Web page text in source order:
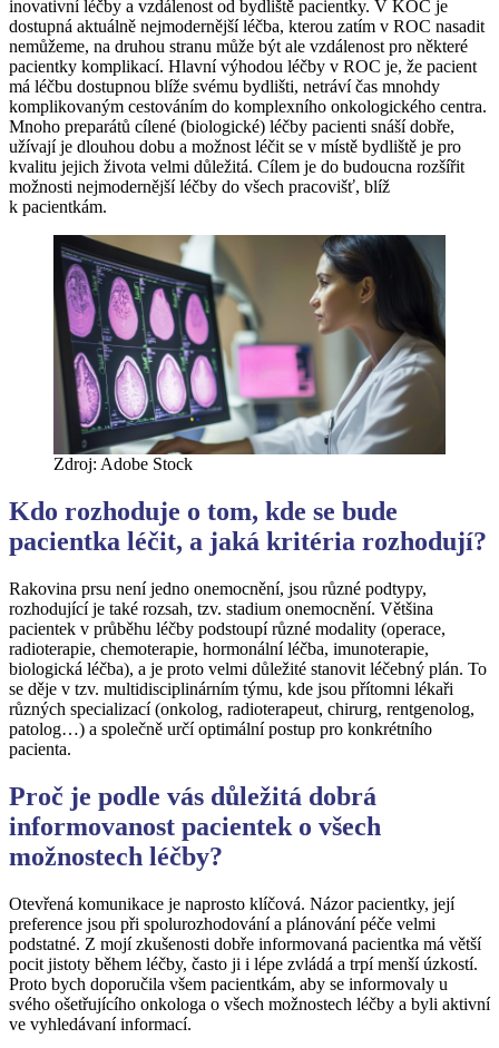
inovativní léčby a vzdálenost od bydliště pacientky. V KOC je
dostupná aktuálně nejmodernější léčba, kterou zatím v ROC nasadit
nemůžeme, na druhou stranu může být ale vzdálenost pro některé
pacientky komplikací. Hlavní výhodou léčby v ROC je, že pacient
má léčbu dostupnou blíže svému bydlišti, netráví čas mnohdy
komplikovaným cestováním do komplexního onkologického centra.
Mnoho preparátů cílené (biologické) léčby pacienti snáší dobře,
užívají je dlouhou dobu a možnost léčit se v místě bydliště je pro
kvalitu jejich života velmi důležitá. Cílem je do budoucna rozšířit
možnosti nejmodernější léčby do všech pracovišť, blíž
k pacientkám.
Zdroj: Adobe Stock
Kdo rozhoduje o tom, kde se bude
pacientka léčit, a jaká kritéria rozhodují?
Rakovina prsu není jedno onemocnění, jsou různé podtypy,
rozhodující je také rozsah, tzv. stadium onemocnění. Většina
pacientek v průběhu léčby podstoupí různé modality (operace,
radioterapie, chemoterapie, hormonální léčba, imunoterapie,
biologická léčba), a je proto velmi důležité stanovit léčebný plán. To
se děje v tzv. multidisciplinárním týmu, kde jsou přítomni lékaři
různých specializací (onkolog, radioterapeut, chirurg, rentgenolog,
patolog…) a společně určí optimální postup pro konkrétního
pacienta.
Proč je podle vás důležitá dobrá
informovanost pacientek o všech
možnostech léčby?
Otevřená komunikace je naprosto klíčová. Názor pacientky, její
preference jsou při spolurozhodování a plánování péče velmi
podstatné. Z mojí zkušenosti dobře informovaná pacientka má větší
pocit jistoty během léčby, často ji i lépe zvládá a trpí menší úzkostí.
Proto bych doporučila všem pacientkám, aby se informovaly u
svého ošetřujícího onkologa o všech možnostech léčby a byli aktivní
ve vyhledávaní informací.